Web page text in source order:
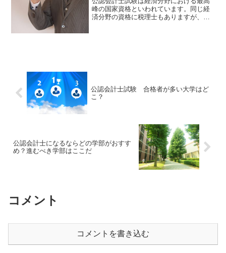
峰の国家資格といわれています。同じ経
済分野の資格に税理士もありますが、公
公認会計士試験 合格者が多い大学はど
こ？
公認会計士になるならどの学部がおすす
め？進むべき学部はここだ
コメント
コメントを書き込む